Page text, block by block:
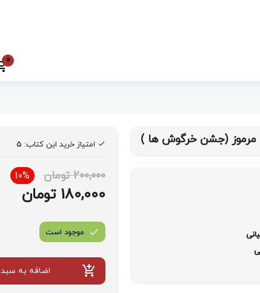
0
(جشن خرگوش ها ) امتیاز خرید این کتاب: 5
200,000 تومان 10%
180,000 تومان
موجود است
اضافه به سبد